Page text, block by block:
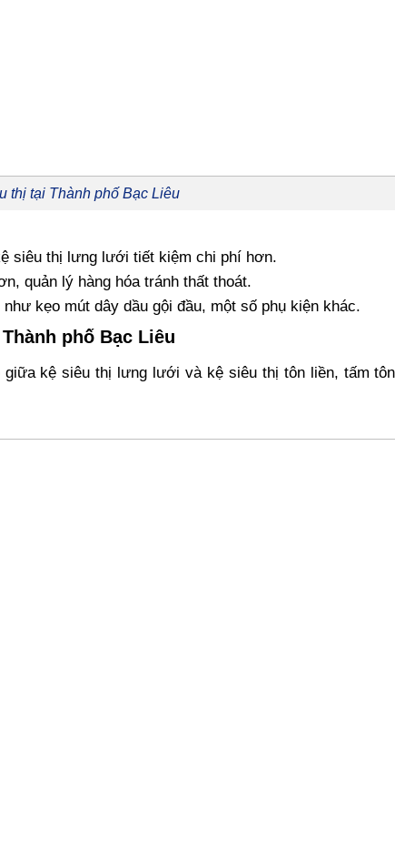
thị tại Thành phố Bạc Liêu
siêu thị lưng lưới tiết kiệm chi phí hơn.
quản lý hàng hóa tránh thất thoát.
kẹo mút dây dầu gội đầu, một số phụ kiện khác.
phố Bạc Liêu
kệ siêu thị lưng lưới và kệ siêu thị tôn liền, tấm